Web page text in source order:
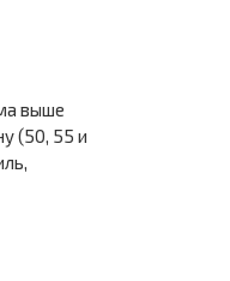
выше
(50, 55 и